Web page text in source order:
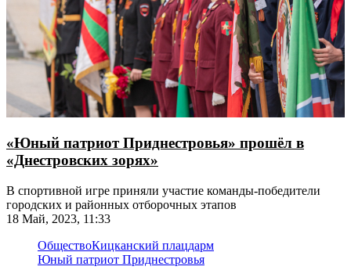
«Юный патриот Приднестровья» прошёл в
«Днестровских зорях»
В спортивной игре приняли участие команды-победители
городских и районных отборочных этапов
18 Май, 2023, 11:33
ОбществоКицканский плацдарм
Юный патриот Приднестровья